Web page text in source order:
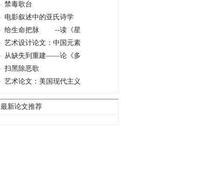
禁毒歌台
电影叙述中的亚氏诗学
给生命把脉 --读《星
艺术设计论文：中国元素
从缺失到重建——论《多
扫黑除恶歌
艺术论文：美国现代主义
最新论文推荐